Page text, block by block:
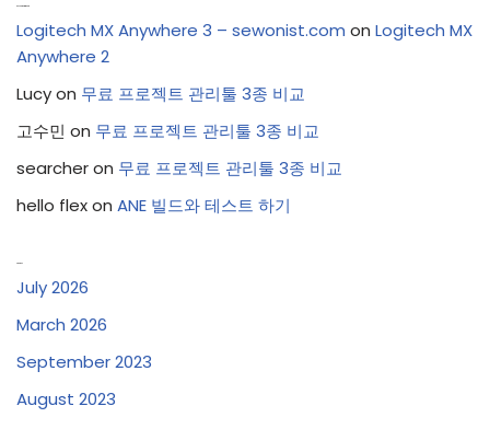
Logitech MX Anywhere 3 – sewonist.com on Logitech MX
Anywhere 2
Lucyon 무료 프로젝트 관리툴 3종 비교
고수민 on 무료 프로젝트 관리툴 3종 비교
searcheron 무료 프로젝트 관리툴 3종 비교
hello flexon ANE 빌드와 테스트 하기
July 2026
March 2026
September 2023
August 2023